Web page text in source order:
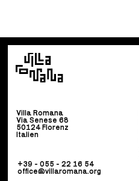
Villa Romana
Via Senese 68
50124 Florenz
Italien
+39 - 055 - 22 16 54
office@villaromana.org